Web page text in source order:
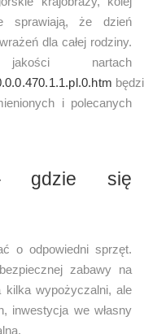
sprawiają, że dzień
dla całej rodziny.
nartach
i polecanych
gdzie się
o odpowiedni sprzęt.
zabawy na
kilka wypożyczalni, ale
inwestycja we własny